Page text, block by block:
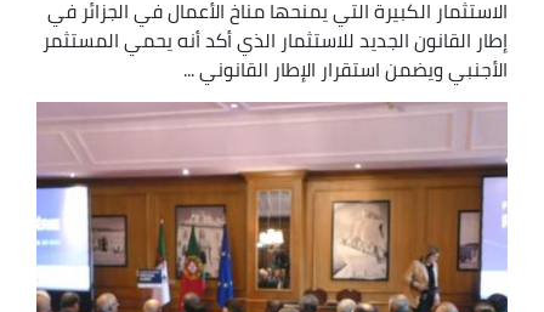
الاستثمار الكبيرة التي يمنحها مناخ الأعمال في الجزائر في
إطار القانون الجديد للاستثمار الذي أكد أنه يحمي المستثمر
الأجنبي ويضمن استقرار الإطار القانوني ...